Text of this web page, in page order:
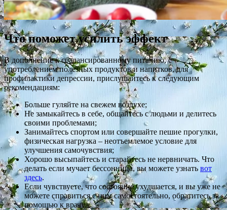
Что поможет усилить эффект
В дополнение к сбалансированному питанию, с
употреблением полезных продуктов и напитков, для
профилактики депрессии, прислушайтесь к следующим
рекомендациям:
Больше гуляйте на свежем воздухе;
Не замыкайтесь в себе, общайтесь с людьми и делитесь
своими проблемами;
Занимайтесь спортом или совершайте пешие прогулки,
физическая нагрузка – неотъемлемое условие для
улучшения самочувствия;
Хорошо высыпайтесь и старайтесь не нервничать. Что
делать если мучает бессонница, вы можете узнать вот
здесь.
Если чувствуете, что состояние ухудшается, и вы уже не
можете справиться с ним самостоятельно, обратитесь за
помощью к врачу.